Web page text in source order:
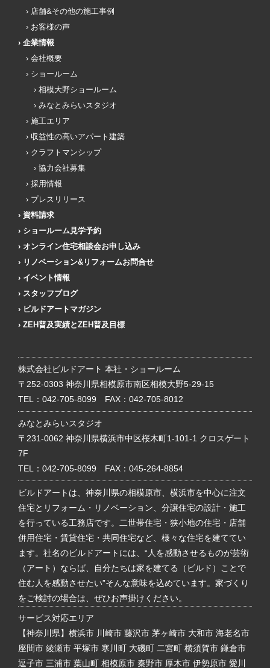
店舗&その他の施工事例
お客様の声
企業情報
会社概要
ショールーム
相模大野ショールーム
みなとみらいスタジオ
施工エリア
収益性の高いアパート建築
クラフトマンシップ
協力会社募集
採用情報
プレスリリース
資料請求
ショールーム見学予約
オンライン住宅相談会お申し込み
リノベーション&リフォームお問合せ
イベント情報
スタッフブログ
ビルドアートマガジン
ZEH普及実績とZEH普及目標
株式会社ビルドアート 本社・ショールーム
〒252-0303 神奈川県相模原市南区相模大野5-29-15
TEL： 042-705-8099 FAX：042-705-8012
みなとみらいスタジオ
〒231-0062 神奈川県横浜市中区桜木町1-101-1 クロスゲート
7F
TEL： 042-705-8099 FAX：045-264-8854
ビルドアートは、神奈川県の相模原市、横浜市を中心に注文
住宅とリフォーム・リノベーション、分譲住宅の設計・施工
を行っている工務店です。二世帯住宅・狭小地の住宅・店舗
併用住宅・賃貸住宅・共同住宅など、様々な住宅を建ててい
ます。社名のビルドアートには、“人を感動させるものが芸術
（アート）ならば、自分たちは家を建てる（ビルド）ことで
住む人を感動させたい”そんな意味を込めています。家づくり
をご検討の場合は、ぜひお声掛けください。
サービス対応エリア
【神奈川県】横浜市 川崎市 藤沢市 茅ヶ崎市 大和市 海老名市
座間市 綾瀬市 平塚市 寒川町 大磯町 二宮町 横須賀市 鎌倉市
逗子市 三浦市 葉山町 相模原市 秦野市 厚木市 伊勢原市 愛川